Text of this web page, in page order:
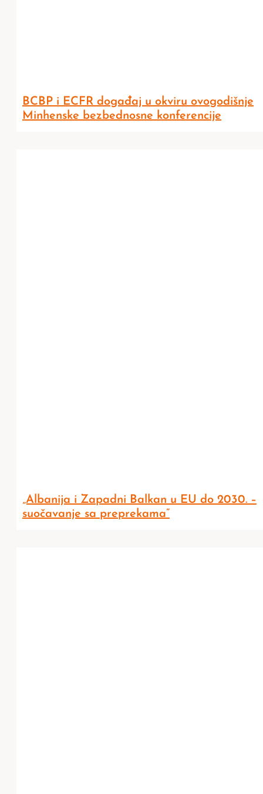
BCBP i ECFR događaj u okviru ovogodišnje
Minhenske bezbednosne konferencije
„Albanija i Zapadni Balkan u EU do 2030. –
suočavanje sa preprekama”